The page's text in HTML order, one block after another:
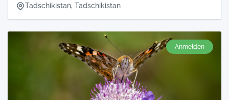
Tadschikistan, Tadschikistan
Anmelden